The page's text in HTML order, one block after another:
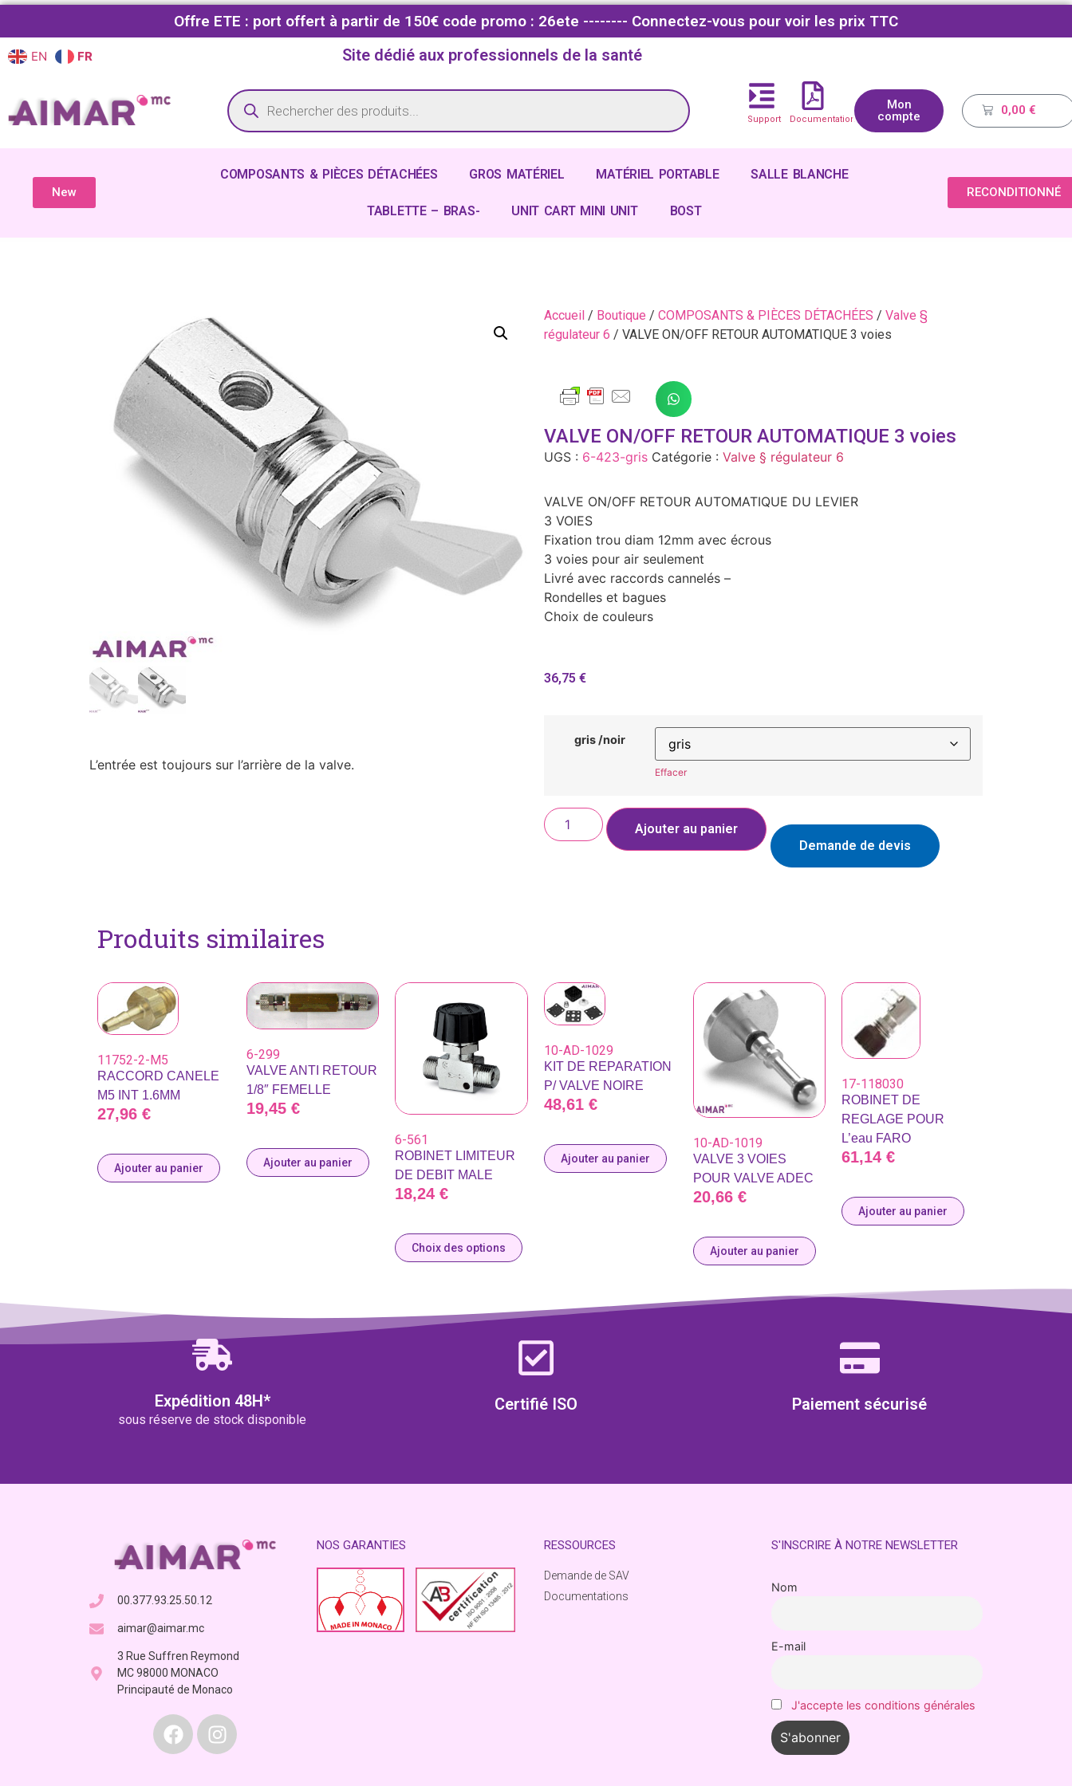
Offre ETE : port offert à partir de 150€ code promo : 26ete -------- Connectez-vous pour voir les prix TTC
EN FR Site dédié aux professionnels de la santé
Support Documentations
Mon
compte
0,00 €
New
COMPOSANTS & PIÈCES DÉTACHÉES GROS MATÉRIEL MATÉRIEL PORTABLE SALLE BLANCHE
TABLETTE – BRAS- UNIT CART MINI UNIT BOST
RECONDITIONNÉ
L’entrée est toujours sur l’arrière de la valve.
Accueil / Boutique / COMPOSANTS & PIÈCES DÉTACHÉES / Valve §
régulateur 6 / VALVE ON/OFF RETOUR AUTOMATIQUE 3 voies
VALVE ON/OFF RETOUR AUTOMATIQUE 3 voies
UGS : 6-423-gris Catégorie : Valve § régulateur 6
VALVE ON/OFF RETOUR AUTOMATIQUE DU LEVIER
3 VOIES
Fixation trou diam 12mm avec écrous
3 voies pour air seulement
Livré avec raccords cannelés –
Rondelles et bagues
Choix de couleurs
36,75 €
gris /noir
Effacer
Ajouter au panier
Demande de devis
Produits similaires
11752-2-M5
RACCORD CANELE
M5 INT 1.6MM
27,96 €
Ajouter au panier
6-299
VALVE ANTI RETOUR
1/8″ FEMELLE
19,45 €
Ajouter au panier
6-561
ROBINET LIMITEUR
DE DEBIT MALE
18,24€
Choix des options
10-AD-1029
KIT DE REPARATION
P/ VALVE NOIRE
48,61 €
Ajouter au panier
10-AD-1019
VALVE 3 VOIES
POUR VALVE ADEC
20,66 €
Ajouter au panier
17-118030
ROBINET DE
REGLAGE POUR
L’eau FARO
61,14€
Ajouter au panier
Expédition 48H*
sous réserve de stock disponible
Certifié ISO Paiement sécurisé
00.377.93.25.50.12
aimar@aimar.mc
3 Rue Suffren Reymond
MC 98000 MONACO
Principauté de Monaco
NOS GARANTIES RESSOURCES
Demande de SAV
Documentations
S'INSCRIRE À NOTRE NEWSLETTER
Nom
E-mail
J'accepte les conditions générales